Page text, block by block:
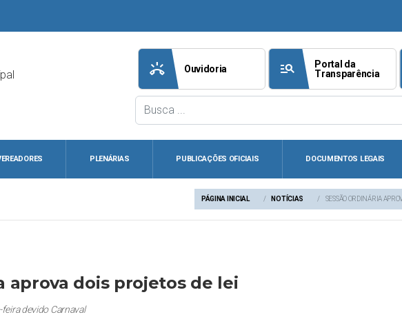
ring_volume Ouvidoria manage_search
Portal da
Transparência
PLENÁRIAS PUBLICAÇÕES OFICIAIS DOCUMENTOS LEGAIS
PÁGINA INICIAL NOTÍCIAS SESSÃO ORDINÁRIA
aprova dois projetos de lei
devido Carnaval